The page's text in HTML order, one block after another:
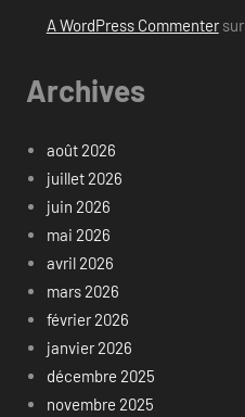
A WordPress Commentersur
Archives
août 2026
juillet 2026
juin 2026
mai 2026
avril 2026
mars 2026
février 2026
janvier 2026
décembre 2025
novembre 2025